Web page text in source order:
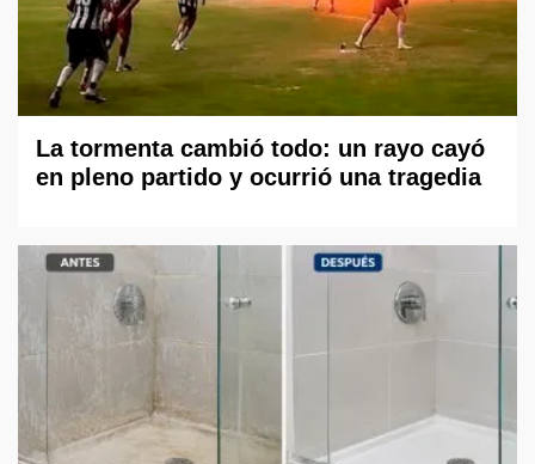
La tormenta cambió todo: un rayo cayó
en pleno partido y ocurrió una tragedia